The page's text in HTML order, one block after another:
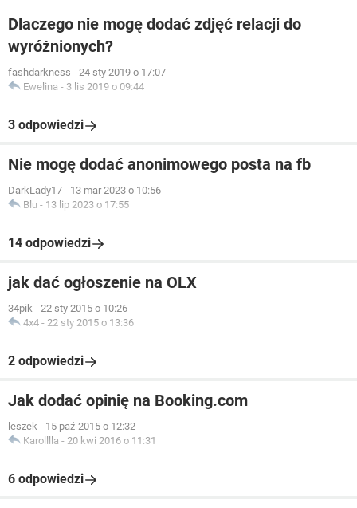
Dlaczego nie mogę dodać zdjęć relacji do
wyróżnionych?
fashdarkness - 24 sty 2019 o 17:07
Ewelina - 3 lis 2019 o 09:44
3 odpowiedzi
Nie mogę dodać anonimowego posta na fb
DarkLady17 - 13 mar 2023 o 10:56
Blu - 13 lip 2023 o 17:55
14 odpowiedzi
jak dać ogłoszenie na OLX
34pik - 22 sty 2015 o 10:26
4x4 - 22 sty 2015 o 13:36
2 odpowiedzi
Jak dodać opinię na Booking.com
leszek - 15 paź 2015 o 12:32
Karolllla - 20 kwi 2016 o 11:31
6 odpowiedzi